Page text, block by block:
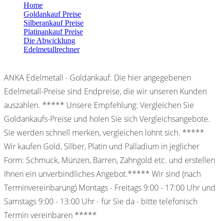
Home
Goldankauf Preise
Silberankauf Preise
Platinankauf Preise
Die Abwicklung
Edelmetallrechner
ANKA Edelmetall - Goldankauf: Die hier angegebenen
Edelmetall-Preise sind Endpreise, die wir unseren Kunden
auszahlen. ***** Unsere Empfehlung: Vergleichen Sie
Goldankaufs-Preise und holen Sie sich Vergleichsangebote.
Sie werden schnell merken, vergleichen lohnt sich. *****
Wir kaufen Gold, Silber, Platin und Palladium in jeglicher
Form: Schmuck, Münzen, Barren, Zahngold etc. und erstellen
Ihnen ein unverbindliches Angebot.***** Wir sind (nach
Terminvereinbarung) Montags - Freitags 9:00 - 17:00 Uhr und
Samstags 9:00 - 13:00 Uhr - für Sie da - bitte telefonisch
Termin vereinbaren *****